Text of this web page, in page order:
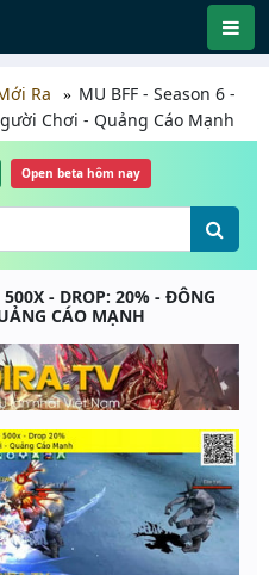
Ra
MU BFF - Season 6 -
Chơi - Quảng Cáo Mạnh
Open beta hôm nay
- DROP: 20% - ĐÔNG
CÁO MẠNH